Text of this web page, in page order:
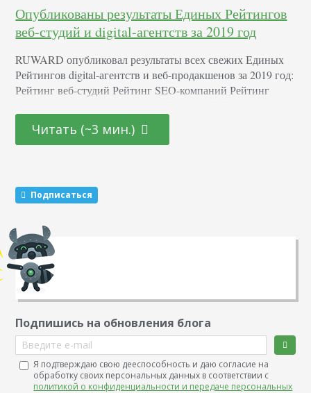
Опубликованы результаты Единых Рейтингов
веб-студий и digital-агентств за 2019 год
RUWARD опубликовал результаты всех свежих Единых
Рейтингов digital-агентств и веб-продакшенов за 2019 год:
Рейтинг веб-студий Рейтинг SEO-компаний Рейтинг
Рейтинг разработчиков мобильных приложений Золотая
Сотня российского Digital Рейтинг performance-агентств
седьмой год подряд, и ежегодно более 10 000 российских
Читать (~3 мин.)
Подписаться
Подпишись на обновления блога
Введите e-mail
Я подтверждаю свою дееспособность и даю согласие на
обработку своих персональных данных в соответствии с
политикой о конфиденциальности и передаче персональных